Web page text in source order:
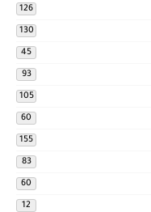
126
130
45
93
105
60
155
83
60
12